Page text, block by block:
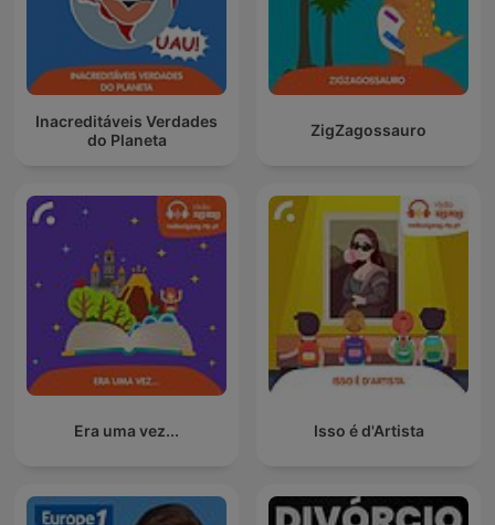
Inacreditáveis Verdades
do Planeta
ZigZagossauro
Era uma vez... Isso é d'Artista